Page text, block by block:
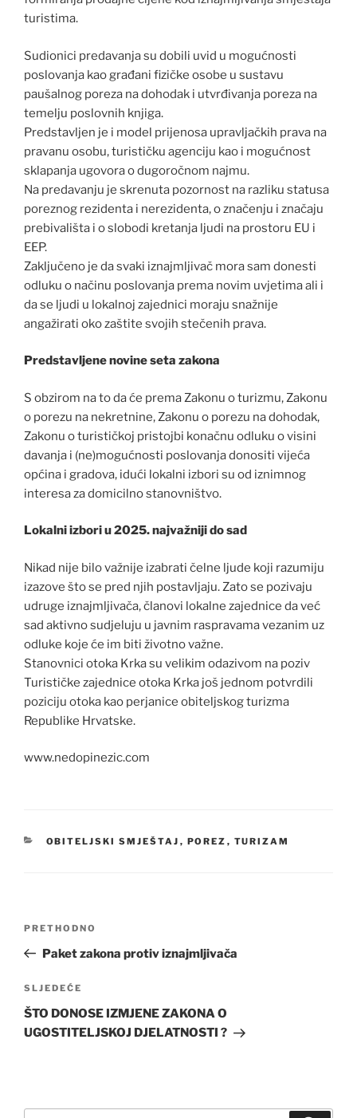
turistima.
Sudionici predavanja su dobili uvid u mogućnosti
poslovanja kao građani fizičke osobe u sustavu
paušalnog poreza na dohodak i utvrđivanja poreza na
temelju poslovnih knjiga.
Predstavljen je i model prijenosa upravljačkih prava na
pravanu osobu, turističku agenciju kao i mogućnost
sklapanja ugovora o dugoročnom najmu.
Na predavanju je skrenuta pozornost na razliku statusa
poreznog rezidenta i nerezidenta, o značenju i značaju
prebivališta i o slobodi kretanja ljudi na prostoru EU i
EEP.
Zaključeno je da svaki iznajmljivač mora sam donesti
odluku o načinu poslovanja prema novim uvjetima ali i
da se ljudi u lokalnoj zajednici moraju snažnije
angažirati oko zaštite svojih stečenih prava.
Predstavljene novine seta zakona
S obzirom na to da će prema Zakonu o turizmu, Zakonu
o porezu na nekretnine, Zakonu o porezu na dohodak,
Zakonu o turističkoj pristojbi konačnu odluku o visini
davanja i (ne)mogućnosti poslovanja donositi vijeća
općina i gradova, idući lokalni izbori su od iznimnog
interesa za domicilno stanovništvo.
Lokalni izbori u 2025. najvažniji do sad
Nikad nije bilo važnije izabrati čelne ljude koji razumiju
izazove što se pred njih postavljaju. Zato se pozivaju
udruge iznajmljivača, članovi lokalne zajednice da već
sad aktivno sudjeluju u javnim raspravama vezanim uz
odluke koje će im biti životno važne.
Stanovnici otoka Krka su velikim odazivom na poziv
Turističke zajednice otoka Krka još jednom potvrdili
poziciju otoka kao perjanice obiteljskog turizma
Republike Hrvatske.
www.nedopinezic.com
KATEGORIJE
OBITELJSKI SMJEŠTAJ , POREZ , TURIZAM
Prethodna
objava
PRETHODNO
Paket zakona protiv iznajmljivača
Sljedeća
objava
SLJEDEĆE
ŠTO DONOSE IZMJENE ZAKONA O
UGOSTITELJSKOJ DJELATNOSTI ?